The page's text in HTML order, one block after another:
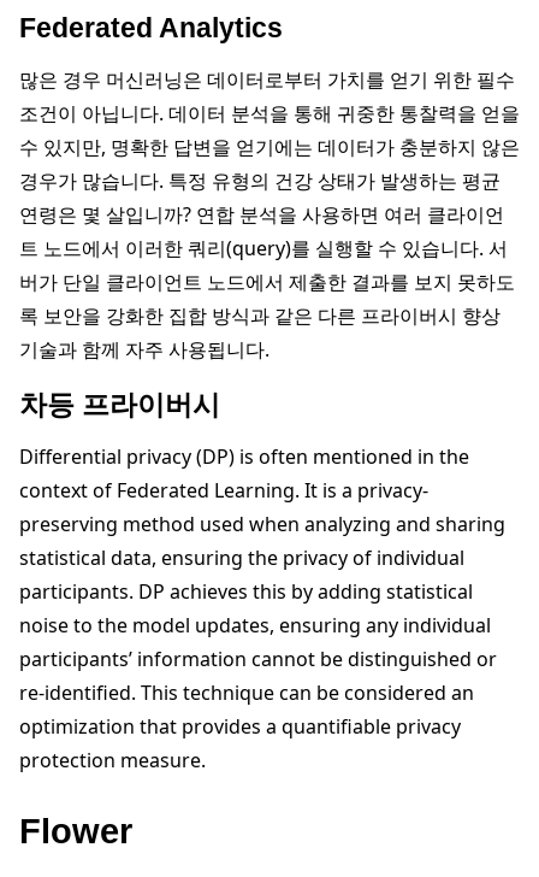
Federated Analytics
많은 경우 머신러닝은 데이터로부터 가치를 얻기 위한 필수
조건이 아닙니다. 데이터 분석을 통해 귀중한 통찰력을 얻을
수 있지만, 명확한 답변을 얻기에는 데이터가 충분하지 않은
경우가 많습니다. 특정 유형의 건강 상태가 발생하는 평균
연령은 몇 살입니까? 연합 분석을 사용하면 여러 클라이언
트 노드에서 이러한 쿼리(query)를 실행할 수 있습니다. 서
버가 단일 클라이언트 노드에서 제출한 결과를 보지 못하도
록 보안을 강화한 집합 방식과 같은 다른 프라이버시 향상
기술과 함께 자주 사용됩니다.
차등 프라이버시
Differential privacy (DP) is often mentioned in the
context of Federated Learning. It is a privacy-
preserving method used when analyzing and sharing
statistical data, ensuring the privacy of individual
participants. DP achieves this by adding statistical
noise to the model updates, ensuring any individual
participants’ information cannot be distinguished or
re-identified. This technique can be considered an
optimization that provides a quantifiable privacy
protection measure.
Flower